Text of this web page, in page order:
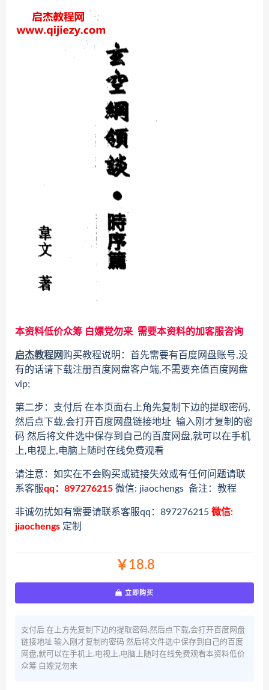
本资料低价众筹 白嫖党勿来 需要本资料的加客服咨询
启杰教程网购买教程说明：首先需要有百度网盘账号,没
有的话请下载注册百度网盘客户端,不需要充值百度网盘
vip;
第二步：支付后 在本页面右上角先复制下边的提取密码,
然后点下载,会打开百度网盘链接地址 输入刚才复制的密
码 然后将文件选中保存到自己的百度网盘,就可以在手机
上,电视上,电脑上随时在线免费观看
请注意：如实在不会购买或链接失效或有任何问题请联
系客服qq：897276215 微信: jiaochengs 备注：教程
非诚勿扰如有需要请联系客服qq：897276215 微信:
jiaochengs 定制
￥18.8
立即购买
支付后 在上方先复制下边的提取密码,然后点下载,会打开百度网盘
链接地址 输入刚才复制的密码 然后将文件选中保存到自己的百度
网盘,就可以在手机上,电视上,电脑上随时在线免费观看本资料低价
众筹 白嫖党勿来